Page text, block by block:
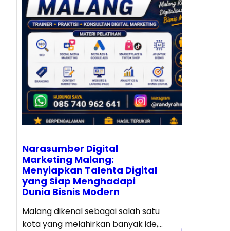
Narasumber Digital
Marketing Malang:
Menyiapkan Talenta Digital
yang Siap Menghadapi
Dunia Bisnis Modern
Malang dikenal sebagai salah satu
kota yang melahirkan banyak ide,…